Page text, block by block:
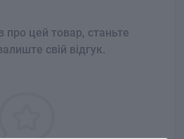
про цей товар, станьте
свій відгук.